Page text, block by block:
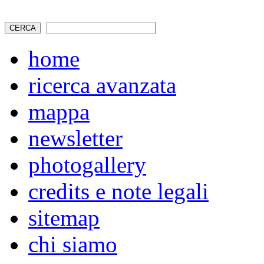
home
ricerca avanzata
mappa
newsletter
photogallery
credits e note legali
sitemap
chi siamo